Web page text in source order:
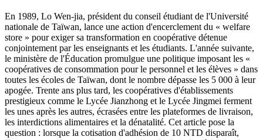
En 1989, Lo Wen-jia, président du conseil étudiant de l'Université
nationale de Taïwan, lance une action d'encerclement du « welfare
store » pour exiger sa transformation en coopérative détenue
conjointement par les enseignants et les étudiants. L'année suivante,
le ministère de l'Éducation promulgue une politique imposant les «
coopératives de consommation pour le personnel et les élèves » dans
toutes les écoles de Taïwan, dont le nombre dépasse les 5 000 à leur
apogée. Trente ans plus tard, les coopératives d'établissements
prestigieux comme le Lycée Jianzhong et le Lycée Jingmei ferment
les unes après les autres, écrasées entre les plateformes de livraison,
les interdictions alimentaires et la dénatalité. Cet article pose la
question : lorsque la cotisation d'adhésion de 10 NTD disparaît,